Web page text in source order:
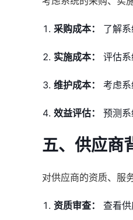
采购成本： 了解
实施成本： 评估系
维护成本： 考虑
效益评估： 预测
五、供应商
对供应商的资质、服
资质审查： 查看供